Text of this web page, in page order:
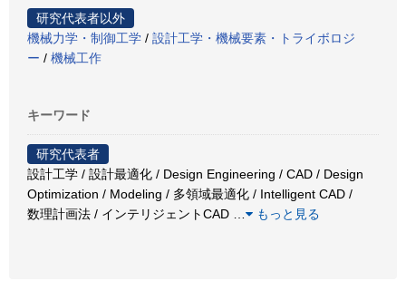
研究代表者以外
機械力学・制御工学 / 設計工学・機械要素・トライボロジ
ー / 機械工作
キーワード
研究代表者
設計工学 / 設計最適化 / Design Engineering / CAD / Design
Optimization / Modeling / 多領域最適化 / Intelligent CAD /
数理計画法 / インテリジェントCAD
もっと見る